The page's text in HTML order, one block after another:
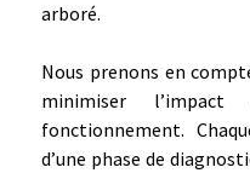
arboré.
Nous prenons en
minimiser
fonctionnement.
d’une phase de